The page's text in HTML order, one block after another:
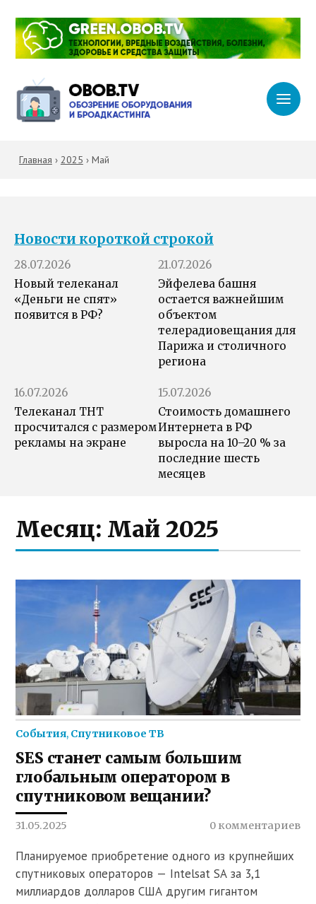
Главная › 2025 › Май
Новости короткой строкой
28.07.2026
Новый телеканал
«Деньги не спят»
появится в РФ?
21.07.2026
Эйфелева башня
остается важнейшим
объектом
телерадиовещания для
Парижа и столичного
региона
16.07.2026
Телеканал ТНТ
просчитался с размером
рекламы на экране
15.07.2026
Стоимость домашнего
Интернета в РФ
выросла на 10–20 % за
последние шесть
месяцев
Месяц: Май 2025
События, Спутниковое ТВ
SES станет самым большим
глобальным оператором в
спутниковом вещании?
31.05.2025 0 комментариев
Планируемое приобретение одного из крупнейших
спутниковых операторов — Intelsat SA за 3,1
миллиардов долларов США другим гигантом